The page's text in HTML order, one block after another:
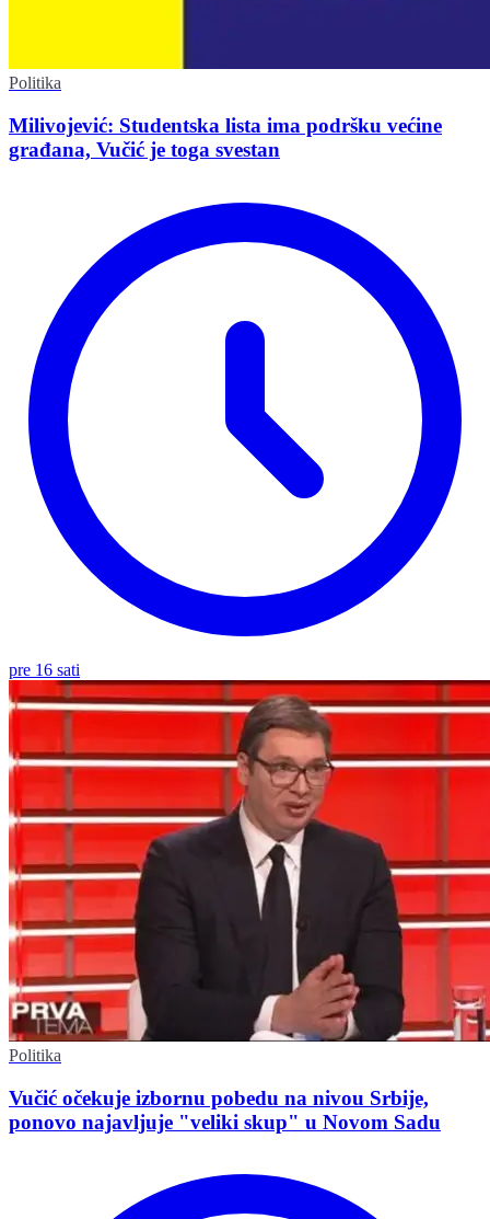
Politika
Milivojević: Studentska lista ima podršku većine
građana, Vučić je toga svestan
pre 16 sati
Politika
Vučić očekuje izbornu pobedu na nivou Srbije,
ponovo najavljuje "veliki skup" u Novom Sadu